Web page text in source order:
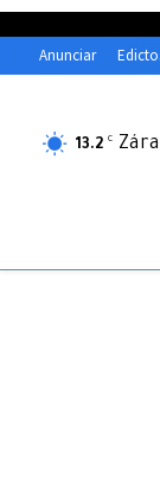
Anunciar
13.2 C